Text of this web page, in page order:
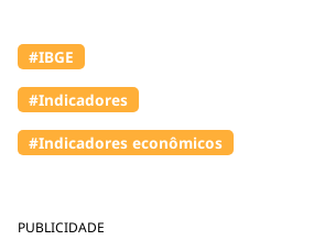
PUBLICIDADE
#IBGE
#Indicadores
#Indicadores econômicos